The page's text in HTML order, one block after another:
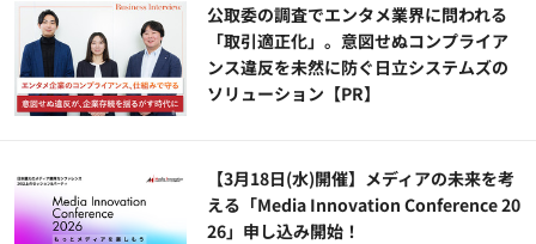
公​​取委の調査でエンタメ業界に問われる
「取引適正化」。意図せぬコンプライア
ンス違反を未然に防ぐ日立システムズの
ソリューション​【PR】
【3月18日(水)開催】メディアの未来を考
える「Media Innovation Conference 20
26」申し込み開始！